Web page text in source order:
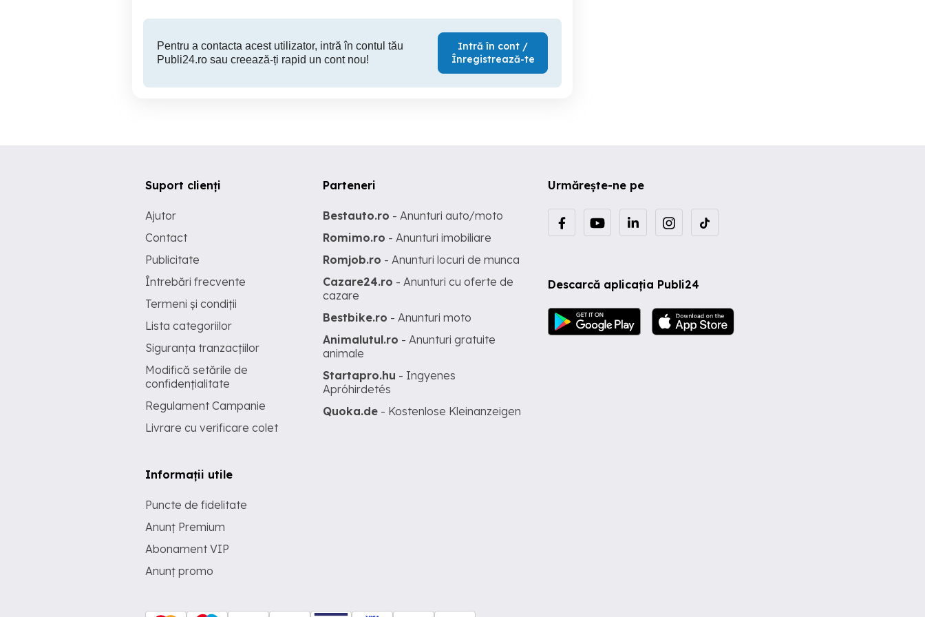
Pentru a contacta acest utilizator, intră în contul tău
Publi24.ro sau creează-ți rapid un cont nou!
Intră în cont /
Înregistrează-te
Urmărește-ne pe
Descarcă aplicația Publi24
Suport clienți
Ajutor
Contact
Publicitate
Întrebări frecvente
Termeni și condiții
Lista categoriilor
Siguranța tranzacțiilor
Modifică setările de
confidențialitate
Regulament Campanie
Livrare cu verificare colet
Informații utile
Puncte de fidelitate
Anunț Premium
Abonament VIP
Anunț promo
Parteneri
Bestauto.ro - Anunturi auto/moto
Romimo.ro - Anunturi imobiliare
Romjob.ro - Anunturi locuri de munca
Cazare24.ro - Anunturi cu oferte de
cazare
Bestbike.ro - Anunturi moto
Animalutul.ro - Anunturi gratuite
animale
Startapro.hu - Ingyenes
Apróhirdetés
Quoka.de - Kostenlose Kleinanzeigen